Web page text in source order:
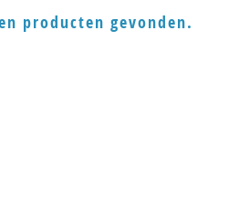
producten gevonden.